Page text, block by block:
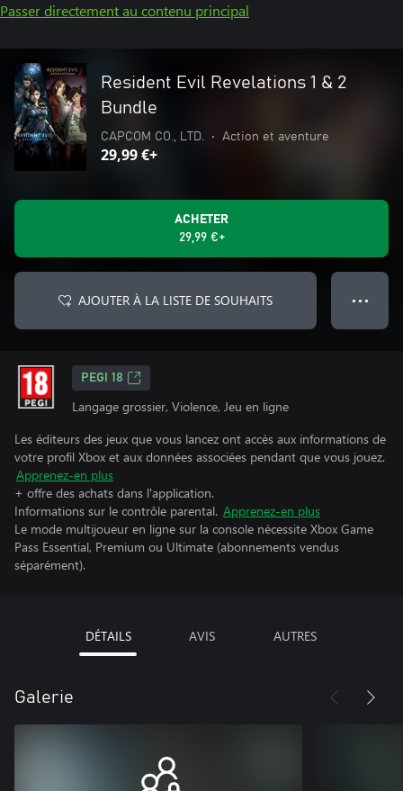
Passer directement au contenu principal
Resident Evil Revelations 1 & 2
Bundle
CAPCOM CO., LTD. • Action et aventure
29,99 €+
ACHETER
29,99 €+
AJOUTER À LA LISTE DE SOUHAITS ● ● ●
PEGI 18
Langage grossier, Violence, Jeu en ligne
Les éditeurs des jeux que vous lancez ont accès aux informations de
votre profil Xbox et aux données associées pendant que vous jouez.
Apprenez-en plus
+ offre des achats dans l'application.
Informations sur le contrôle parental. Apprenez-en plus
Le mode multijoueur en ligne sur la console nécessite Xbox Game
Pass Essential, Premium ou Ultimate (abonnements vendus
séparément).
DÉTAILS AVIS AUTRES
Galerie